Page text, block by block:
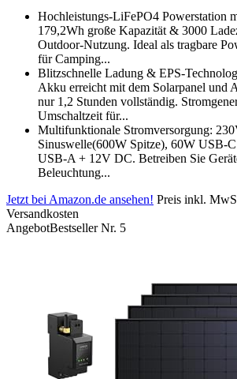
Hochleistungs-LiFePO4 Powerstation
179,2Wh große Kapazität & 3000
Outdoor-Nutzung. Ideal als tragbare
für Camping...
Blitzschnelle Ladung & EPS-
Akku erreicht mit dem Solarpanel und
nur 1,2 Stunden vollständig.
Umschaltzeit für...
Multifunktionale Stromversorgung:
Sinuswelle(600W Spitze), 60W USB-
USB-A + 12V DC. Betreiben Sie
Beleuchtung...
Jetzt bei Amazon.de ansehen! Preis inkl.
Versandkosten
AngebotBestseller Nr. 5